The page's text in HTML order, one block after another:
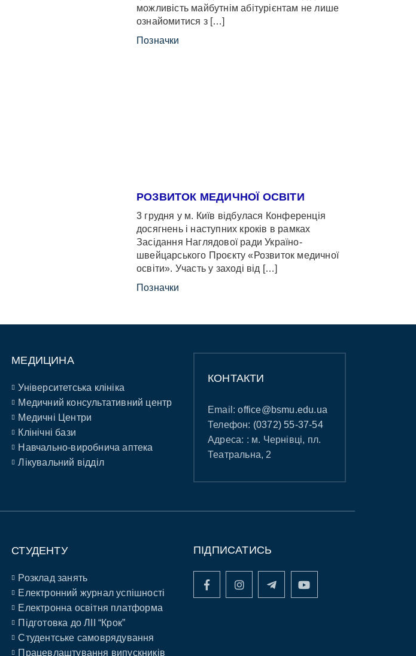
можливість майбутнім абітурієнтам не лише
ознайомитися з […]
Позначки
РОЗВИТОК МЕДИЧНОЇ ОСВІТИ
3 грудня у м. Київ відбулася Конференція
досягнень і наступних кроків в рамках
Засідання Наглядової ради Україно-
швейцарського Проєкту «Розвиток медичної
освіти». Участь у заході від […]
Позначки
МЕДИЦИНА
Університетська клініка
Медичний консультативний центр
Медичні Центри
Клінічні бази
Навчально-виробнича аптека
Лікувальний відділ
КОНТАКТИ
Email:office@bsmu.edu.ua
Телефон: (0372) 55-37-54
Адреса: : м. Чернівці, пл.
Театральна, 2
СТУДЕНТУ
Розклад занять
Електронний журнал успішності
Електронна освітня платформа
Підготовка до ЛІІ “Крок”
Студентське самоврядування
Працевлаштування випускників
ПІДПИСАТИСЬ